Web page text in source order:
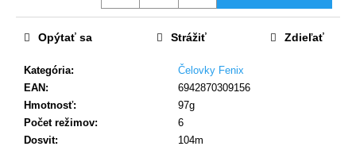
Kategória:
Čelovky Fenix
EAN:
6942870309156
Hmotnosť:
97g
Počet režimov:
6
Dosvit:
104m
Opýtať sa Strážiť Zdieľať
m
e